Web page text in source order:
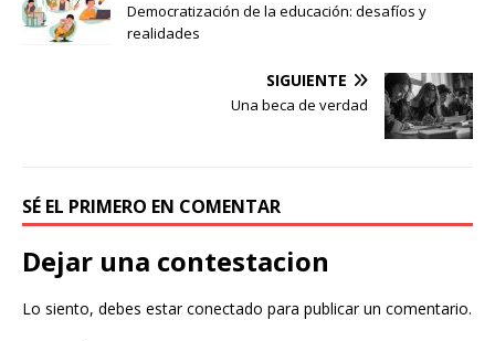
Democratización de la educación: desafíos y
realidades
SIGUIENTE
Una beca de verdad
SÉ EL PRIMERO EN COMENTAR
Dejar una contestacion
Lo siento, debes estarconectado para publicar un comentario.